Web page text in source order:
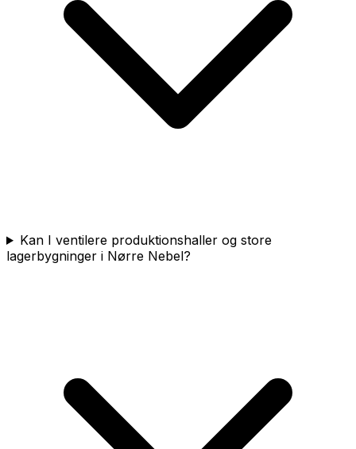
Kan I ventilere produktionshaller og store
lagerbygninger i Nørre Nebel?